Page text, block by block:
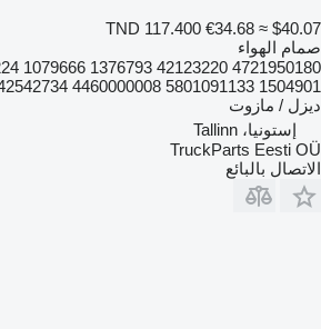
TND 117.400 €34.68 ≈ $40.07
صمام الهواء
1504901 5801091133 4460000008 42542734...
ديزل / مازوت
إستونيا، Tallinn
TruckParts Eesti OÜ
الاتصال بالبائع